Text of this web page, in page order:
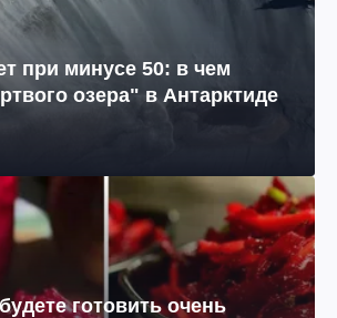
при минусе 50: в чем
озера" в Антарктиде
готовить очень